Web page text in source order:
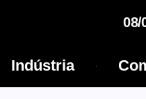
08/
Indústria